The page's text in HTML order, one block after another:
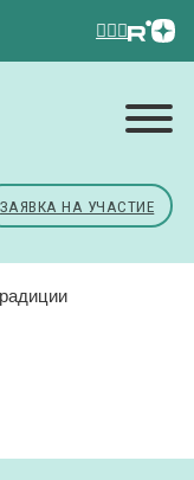
ЗАЯВКА НА УЧАСТИЕ